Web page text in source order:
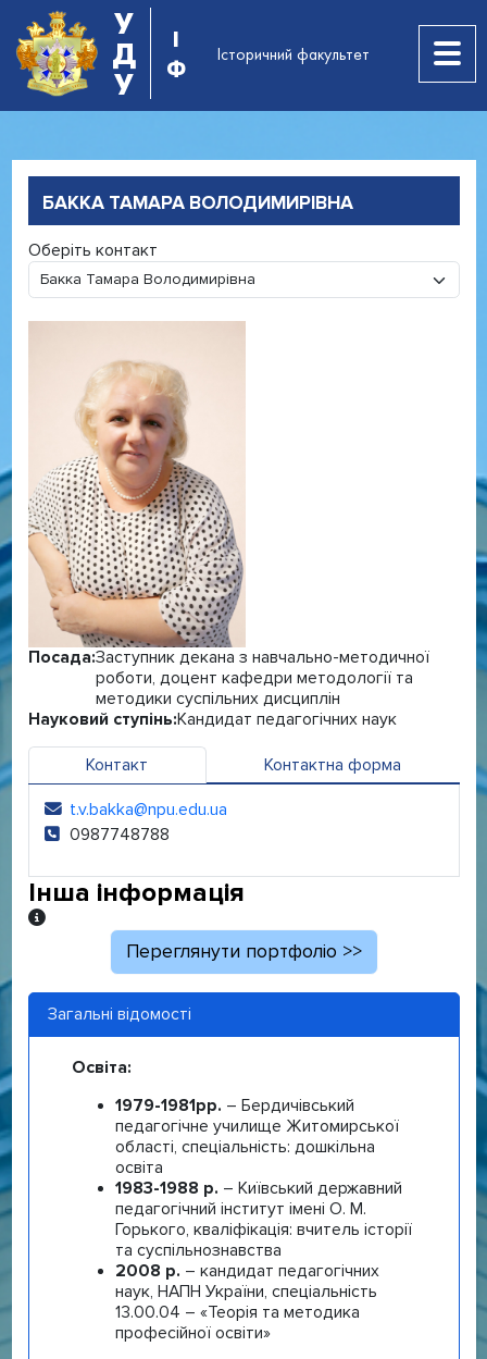
У
Д
У
І
Ф
Історичний факультет
БАККА ТАМАРА ВОЛОДИМИРІВНА
Оберіть контакт
Посада:Заступник декана з навчально-методичної
роботи, доцент кафедри методології та
методики суспільних дисциплін
Науковий ступінь:Кандидат педагогічних наук
Контакт Контактна форма
Електронна адреса:
t.v.bakka@npu.edu.ua
Телефон:
0987748788
Інша інформація
Інша інформація
Переглянути портфоліо >>
Загальні відомості
Освіта:
1979-1981рр. – Бердичівський
педагогічне училище Житомирської
області, спеціальність: дошкільна
освіта
1983-1988 р. – Київський державний
педагогічний інститут імені О. М.
Горького, кваліфікація: вчитель історії
та суспільнознавства
2008 р. – кандидат педагогічних
наук, НАПН України, спеціальність
13.00.04 – «Теорія та методика
професійної освіти»